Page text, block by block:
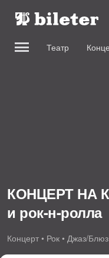
Театр
КОНЦЕРТ НА
и рок-н-ролла
Концерт • Рок • Джаз/